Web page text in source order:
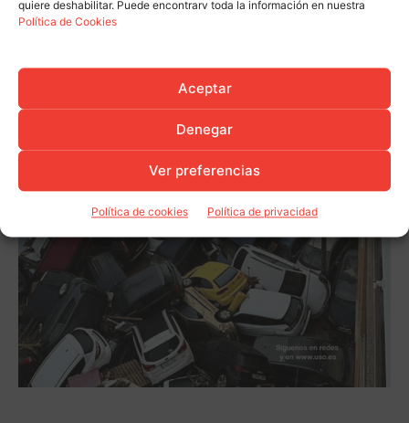
quiere deshabilitar. Puede encontrarv toda la información en nuestra
Política de Cookies
Aceptar
Denegar
Ver preferencias
Política de cookies Política de privacidad